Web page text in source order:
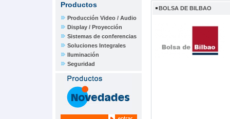
Productos
Producción Video / Audio
Display / Proyección
Sistemas de conferencias
Soluciones Integrales
Iluminación
Seguridad
BOLSA DE BILBAO